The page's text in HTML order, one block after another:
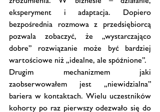
eksperyment i adaptacja. Dopiero
bezpośrednia rozmowa z przedsiębiorcą
pozwala zobaczyć, że „wystarczająco
dobre” rozwiązanie może być bardziej
wartościowe niż „idealne, ale spóźnione”.
Drugim mechanizmem jaki
zaobserwowałem jest „niewidzialna”
bariera w kontaktach. Wielu uczestników
kohorty po raz pierwszy odezwało się do